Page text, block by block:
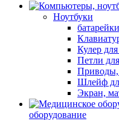
Ноутбуки
Кулер
Петли
Приводы,
Шлейф
Экран,
оборудование